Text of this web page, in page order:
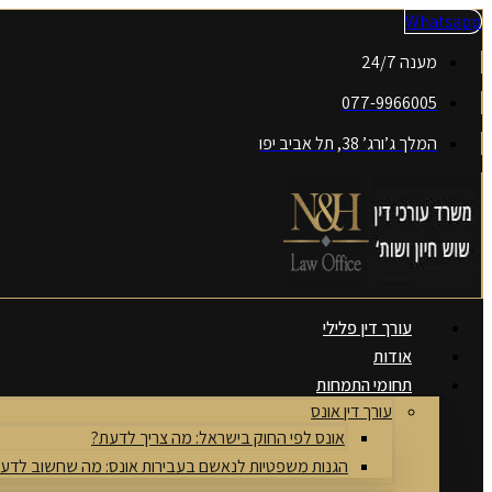
דלג
Whatsapp
מענה 24/7
077-9966005
המלך ג’ורג’ 38, תל אביב יפו
עורך דין פלילי
אודות
תחומי התמחות
עורך דין אונס
אונס לפי החוק בישראל: מה צריך לדעת?
הגנות משפטיות לנאשם בעבירות אונס: מה שחשוב